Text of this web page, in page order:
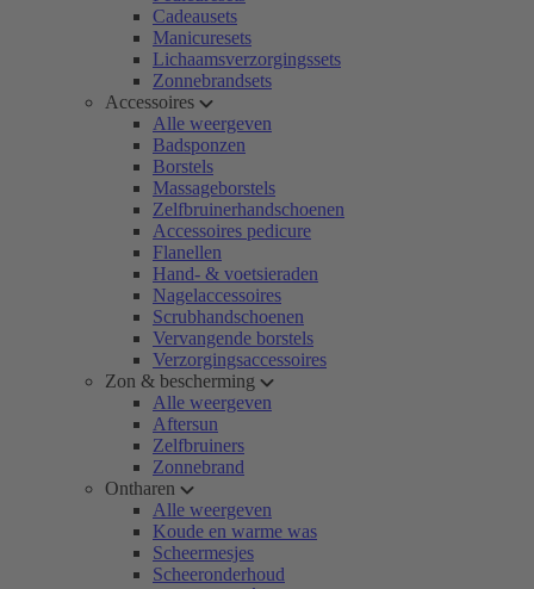
Cadeausets
Manicuresets
Lichaamsverzorgingssets
Zonnebrandsets
Accessoires
Alle weergeven
Badsponzen
Borstels
Massageborstels
Zelfbruinerhandschoenen
Accessoires pedicure
Flanellen
Hand- & voetsieraden
Nagelaccessoires
Scrubhandschoenen
Vervangende borstels
Verzorgingsaccessoires
Zon & bescherming
Alle weergeven
Aftersun
Zelfbruiners
Zonnebrand
Ontharen
Alle weergeven
Koude en warme was
Scheermesjes
Scheeronderhoud